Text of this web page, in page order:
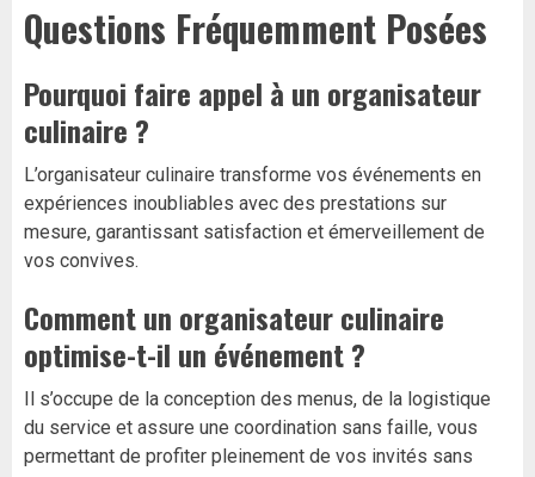
Questions Fréquemment Posées
Pourquoi faire appel à un organisateur
culinaire ?
L’organisateur culinaire transforme vos événements en
expériences inoubliables avec des prestations sur
mesure, garantissant satisfaction et émerveillement de
vos convives.
Comment un organisateur culinaire
optimise-t-il un événement ?
Il s’occupe de la conception des menus, de la logistique
du service et assure une coordination sans faille, vous
permettant de profiter pleinement de vos invités sans